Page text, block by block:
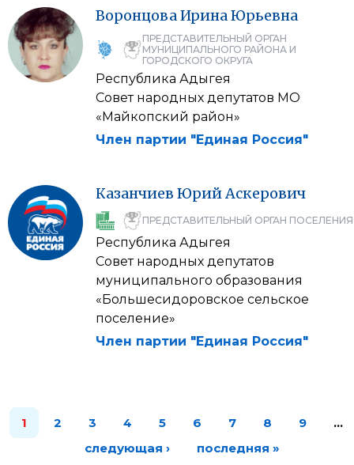
ВоронцоваИринаЮрьевна
ПРЕДСТАВИТЕЛЬНЫЙ ОРГАН
МУНИЦИПАЛЬНОГО РАЙОНА И
ГОРОДСКОГО ОКРУГА
Республика Адыгея
Совет народных депутатов МО
«Майкопский район»
Член партии "Единая Россия"
Казанчиев ЮрийАскерович
ПРЕДСТАВИТЕЛЬНЫЙ ОРГАН ПОСЕЛЕНИЯ
Республика Адыгея
Совет народных депутатов
муниципального образования
«Большесидоровское сельское
поселение»
Член партии "Единая Россия"
1 2 3 4 5 6 7 8 9
…
следующая ›
последняя »